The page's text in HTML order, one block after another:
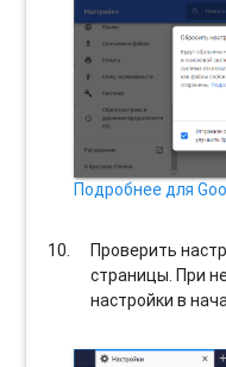
Подробнее для
Проверить
страницы. При
настройки в